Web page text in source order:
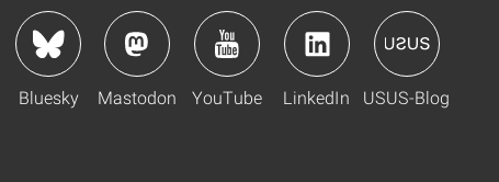
Bluesky Mastodon YouTube LinkedIn USUS-Blog